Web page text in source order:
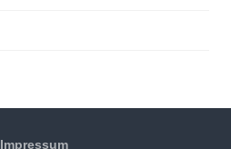
Impressum